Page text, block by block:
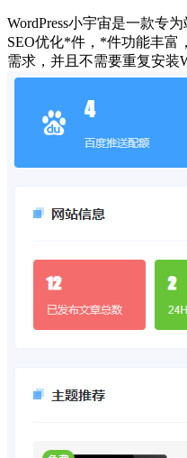
WordPress小宇宙是一款专
SEO优化*件，*件功能丰富
需求，并且不需要重复安装